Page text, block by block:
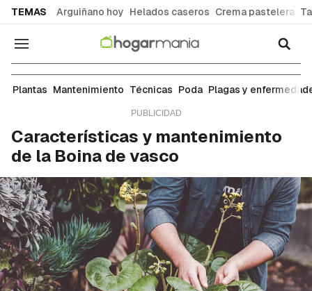
TEMAS Arguiñano hoy Helados caseros Crema pastelera
Navegación
Mantenimiento
Plantas Mantenimiento Técnicas Poda Plagas y
Características y mantenimiento
de la Boina de vasco